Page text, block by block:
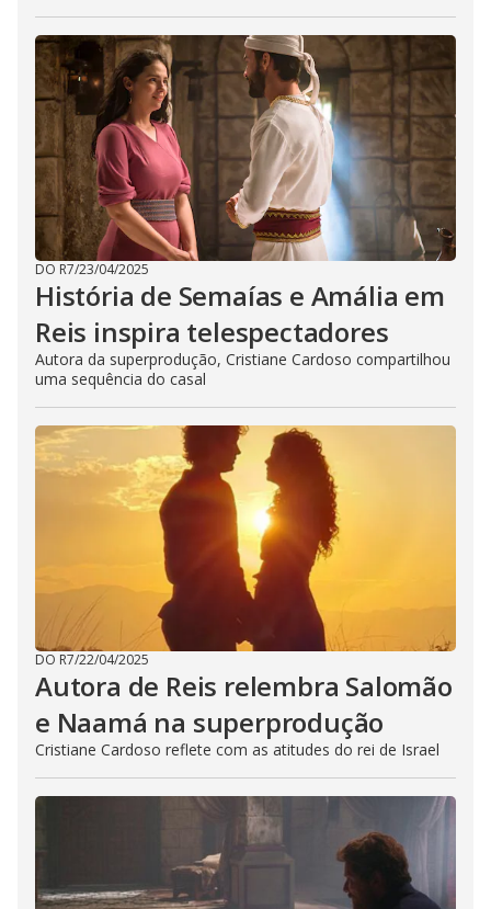
DO R7/23/04/2025
História de Semaías e Amália em
Reis inspira telespectadores
Autora da superprodução, Cristiane Cardoso compartilhou
uma sequência do casal
DO R7/22/04/2025
Autora de Reis relembra Salomão
e Naamá na superprodução
Cristiane Cardoso reflete com as atitudes do rei de Israel